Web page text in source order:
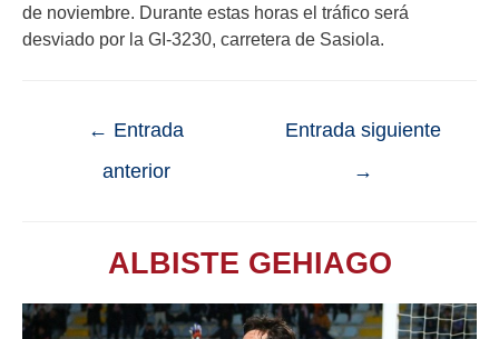
de noviembre. Durante estas horas el tráfico será
desviado por la GI-3230, carretera de Sasiola.
← Entrada
anterior
Entrada siguiente
→
ALBISTE GEHIAGO